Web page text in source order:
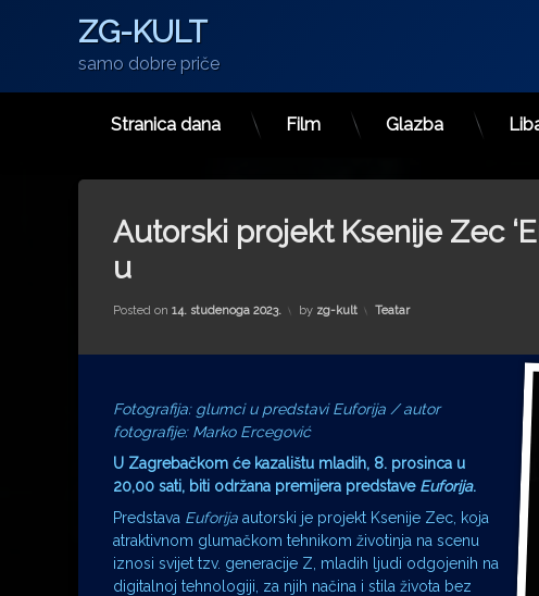
ZG-KULT
samo dobre priče
Stranica dana Film Glazba
Autorski projekt Ksenije Zec
u
Posted on 14. studenoga 2023. by zg-kult Kategorije:
Teatar
Fotografija: glumci u predstavi Euforija / autor
fotografije: Marko Ercegović
U Zagrebačkom će kazalištu mladih, 8. prosinca u
20,00 sati, biti održana premijera predstave Euforija.
Predstava Euforija autorski je projekt Ksenije Zec, koja
atraktivnom glumačkom tehnikom životinja na scenu
iznosi svijet tzv. generacije Z, mladih ljudi odgojenih na
digitalnoj tehnologiji, za njih načina i stila života bez